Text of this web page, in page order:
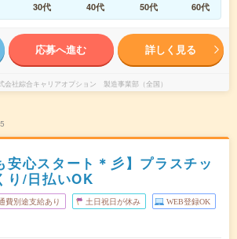
30代 40代 50代 60代
応募へ進む 詳しく見る
会社綜合キャリアオプション 製造事業部（全国）
安心スタート＊彡】プラスチッ
り/日払いOK
費別途支給あり 土日祝日が休み WEB登録OK